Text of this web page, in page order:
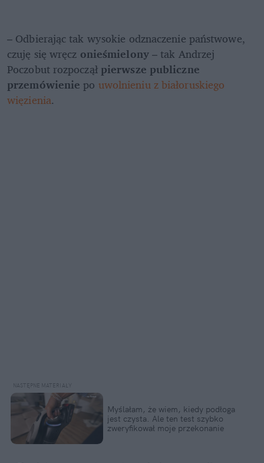
– Odbierając tak wysokie odznaczenie państwowe,
czuję się wręcz onieśmielony – tak Andrzej
Poczobut rozpoczął pierwsze publiczne
przemówienie po uwolnieniu z białoruskiego
więzienia.
Myślałam, że wiem, kiedy podłoga
jest czysta. Ale ten test szybko
zweryfikował moje przekonanie